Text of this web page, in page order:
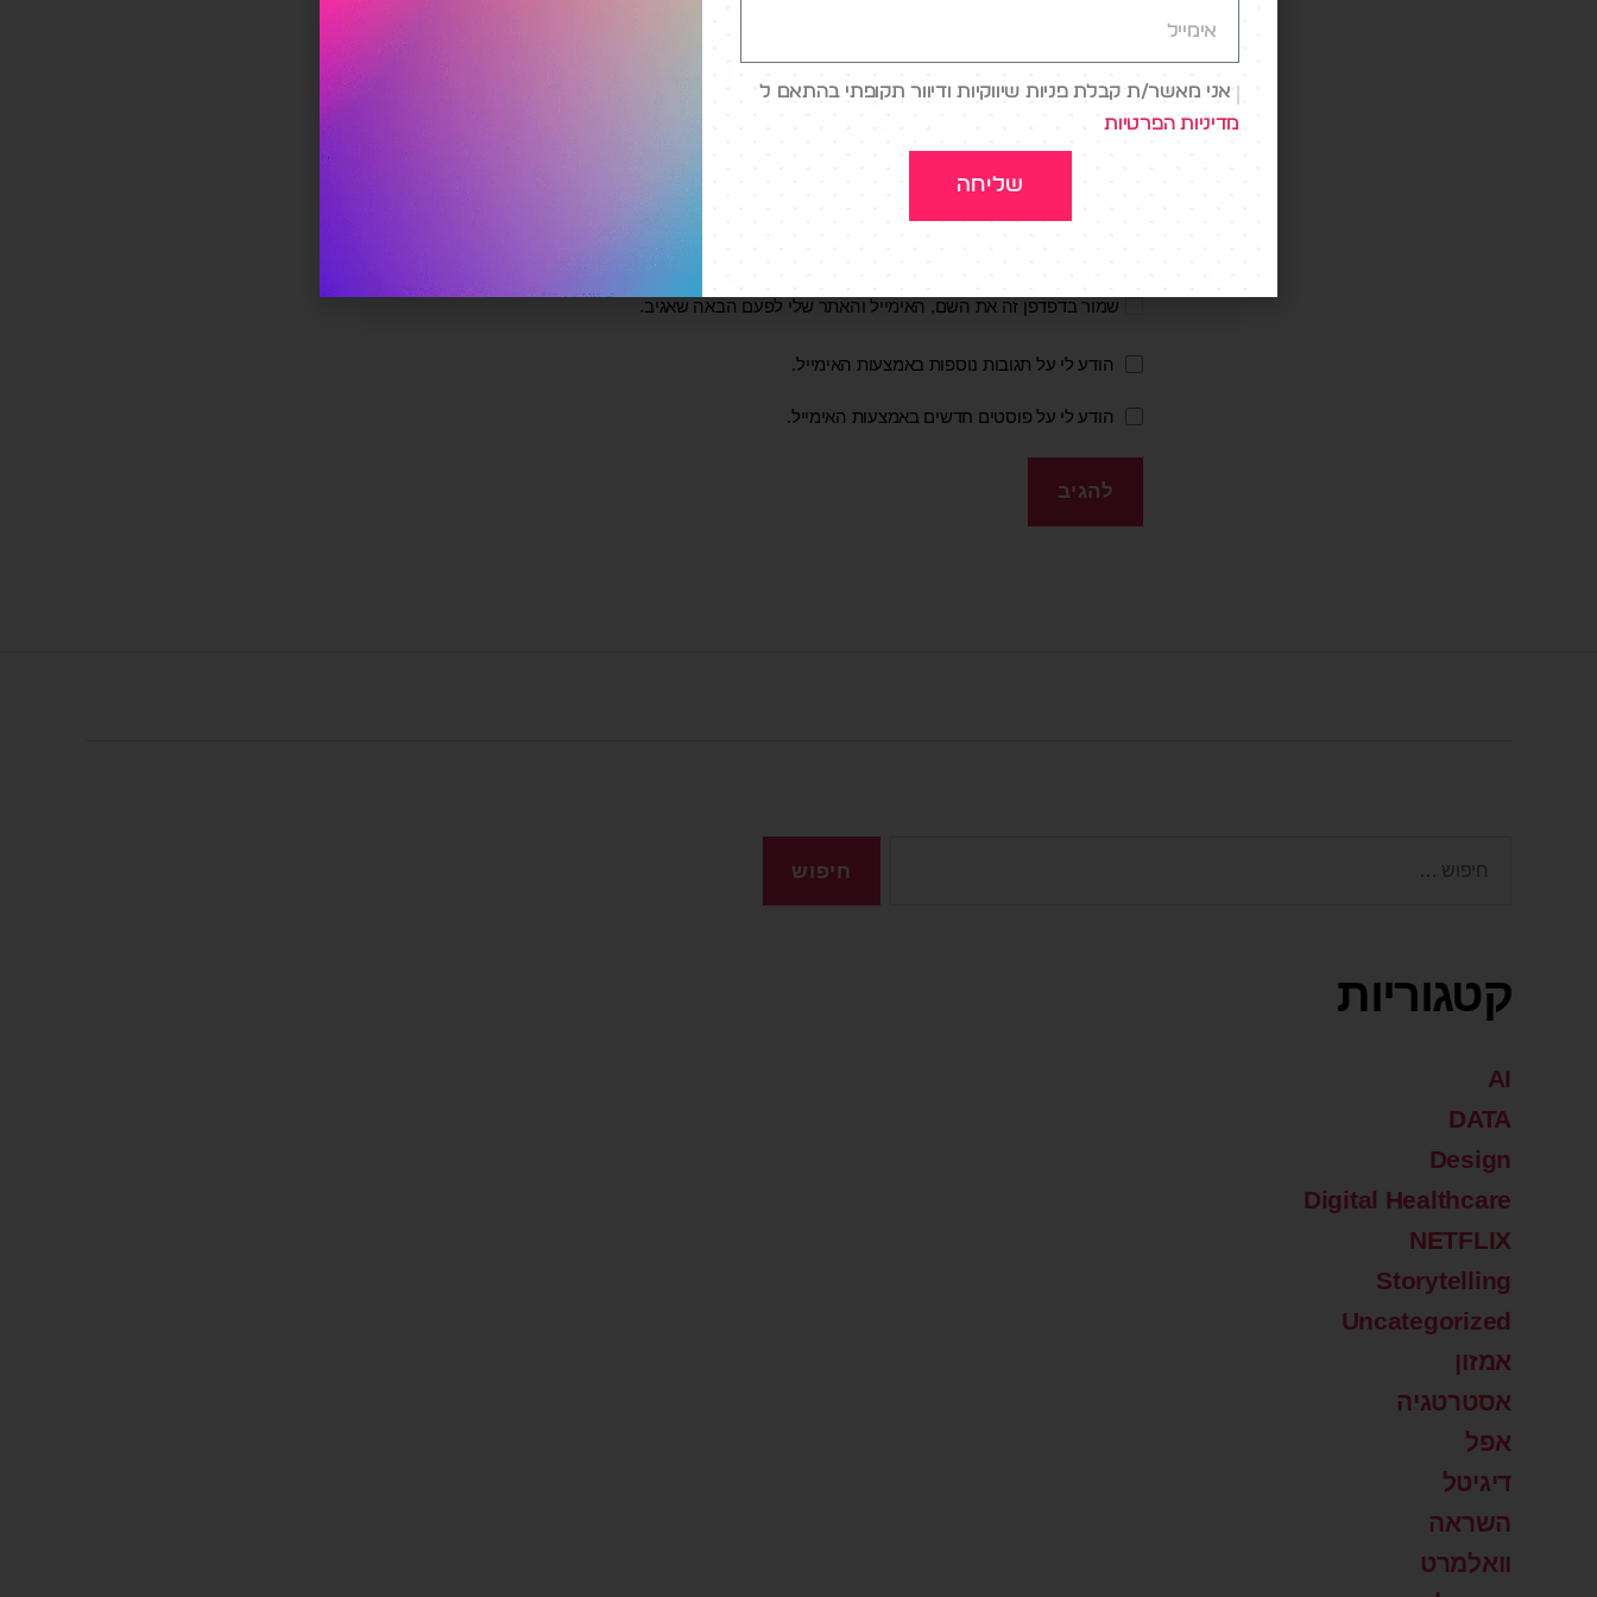
שמור בדפדפן זה את השם, האימייל והאתר שלי לפעם הבאה שאגיב.
הודע לי על תגובות נוספות באמצעות האימייל.
הודע לי על פוסטים חדשים באמצעות האימייל.
קטגוריות
AI
DATA
Design
Digital Healthcare
NETFLIX
Storytelling
Uncategorized
אמזון
אסטרטגיה
אפל
דיגיטל
השראה
וואלמרט
אני מאשר/ת קבלת פניות שיווקיות ודיוור תקופתי בהתאם ל
מדיניות הפרטיות
שליחה